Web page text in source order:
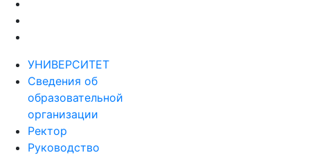
УНИВЕРСИТЕТ
Сведения об
образовательной
организации
Ректор
Руководство